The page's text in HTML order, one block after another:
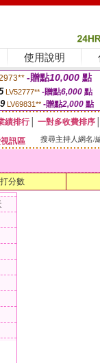
使用說明
-贈點10,000 點
LV52777** -贈點6,000點
LV69831** -贈點2,000點
績排行│ 一對多收費排序
訊區 搜尋主持人網名/
分數